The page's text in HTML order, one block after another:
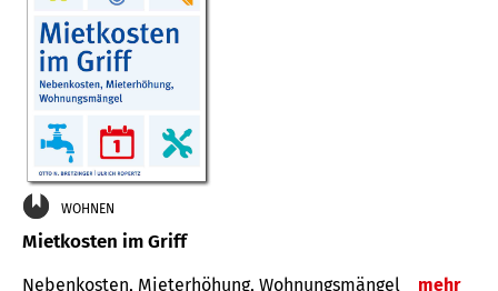
WOHNEN
Mietkosten im Griff
Nebenkosten, Mieterhöhung, Wohnungsmängel mehr